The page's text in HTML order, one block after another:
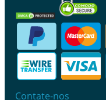
Contate-nos